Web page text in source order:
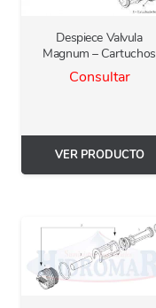
Despiece Valvula
Magnum – Cartuchos
Consultar
VER PRODUCTO